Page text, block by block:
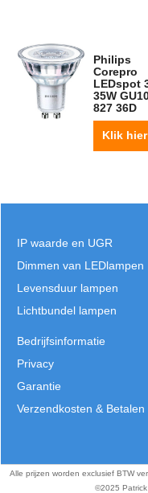
Philips
Corepro
LEDspot
35W
827 36D
Klik hier
IP waarde en UGR
Dimmen van LEDlampen
Levensduur lampen
Lichtbundel lampen
Bedrijfsinformatie
Privacy
Garantie
Verzendkosten & Betalen
Alle prijzen worden exclusief BTW
©2025